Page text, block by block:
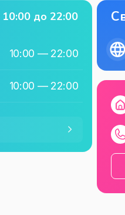
10:00 до 22:00
10:00 — 22:00
10:00 — 22:00
10:00—22:00